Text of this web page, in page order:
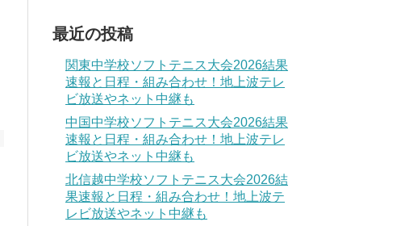
最近の投稿
関東中学校ソフトテニス大会2026結果
速報と日程・組み合わせ！地上波テレ
ビ放送やネット中継も
中国中学校ソフトテニス大会2026結果
速報と日程・組み合わせ！地上波テレ
ビ放送やネット中継も
北信越中学校ソフトテニス大会2026結
果速報と日程・組み合わせ！地上波テ
レビ放送やネット中継も